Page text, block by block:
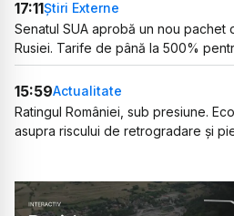
17:11Știri Externe
Senatul SUA aprobă un nou pachet
Rusiei. Tarife de până la 500%
15:59Actualitate
Ratingul României, sub presiune.
asupra riscului de retrogradare și